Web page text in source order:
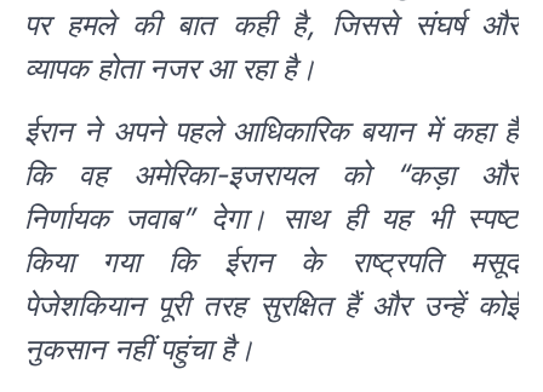
पर हमले की बात कही है, जिससे संघर्ष और
व्यापक होता नजर आ रहा है।
ईरान ने अपने पहले आधिकारिक बयान में कहा है
कि वह अमेरिका-इजरायल को “कड़ा और
निर्णायक जवाब” देगा। साथ ही यह भी स्पष्ट
किया गया कि ईरान के राष्ट्रपति मसूद
पेजेशकियान पूरी तरह सुरक्षित हैं और उन्हें कोई
नुकसान नहीं पहुंचा है।